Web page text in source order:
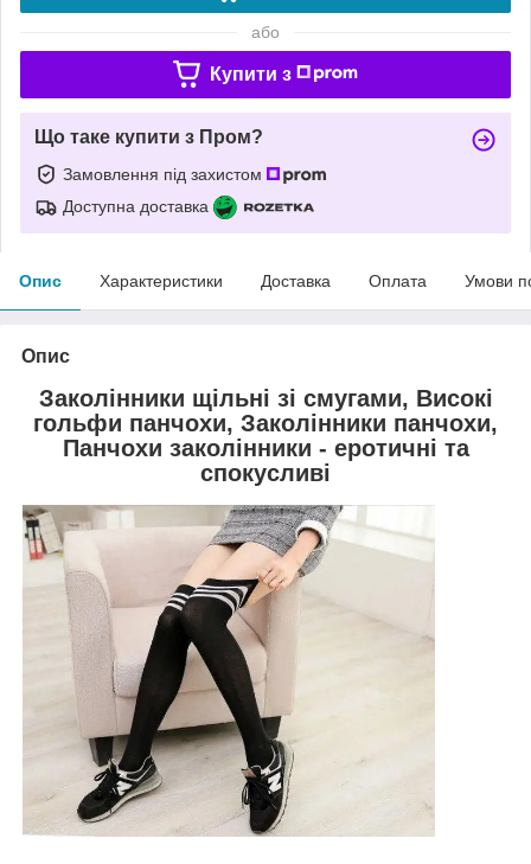
або
Купити з
Що таке купити з Пром?
Замовлення під захистом
Доступна доставка
Опис Характеристики Доставка Оплата Умови
Опис
Заколінники щільні зі смугами, Високі
гольфи панчохи, Заколінники панчохи,
Панчохи заколінники - еротичні та
спокусливі